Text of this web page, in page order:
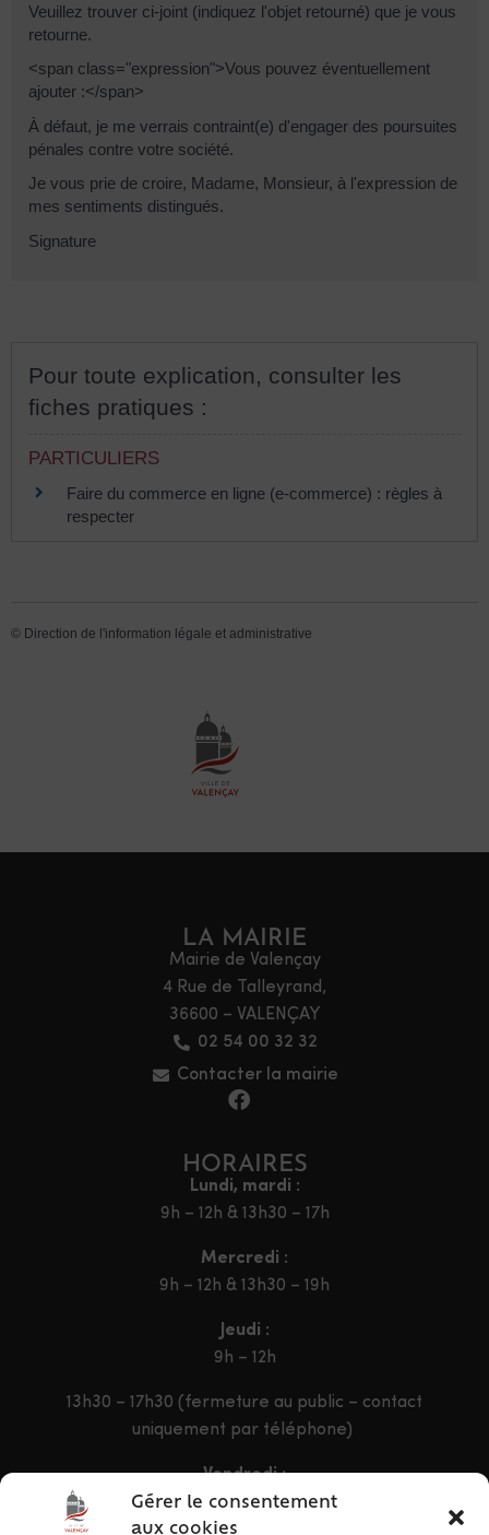
Gérer le consentement
aux cookies
Veuillez trouver ci-joint (indiquez l'objet retourné) que je vous
retourne.
<span class="expression">Vous pouvez éventuellement
ajouter :</span>
À défaut, je me verrais contraint(e) d'engager des poursuites
pénales contre votre société.
Je vous prie de croire, Madame, Monsieur, à l'expression de
mes sentiments distingués.
Signature
Pour toute explication, consulter les
fiches pratiques :
PARTICULIERS
Faire du commerce en ligne (e-commerce) : règles à
respecter
© Direction de l'information légale et administrative
LA MAIRIE
Mairie de Valençay
4 Rue de Talleyrand,
36600 – VALENÇAY
02 54 00 32 32
Contacter la mairie
HORAIRES
Lundi, mardi :
9h – 12h & 13h30 – 17h
Mercredi :
9h – 12h & 13h30 – 19h
Jeudi :
9h – 12h
13h30 – 17h30 (fermeture au public – contact
uniquement par téléphone)
Vendredi :
9h – 12h & 13h30 – 16h30